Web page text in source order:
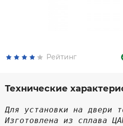
Рейтинг
Технические
Для установки на двери
Изготовлена из сплава